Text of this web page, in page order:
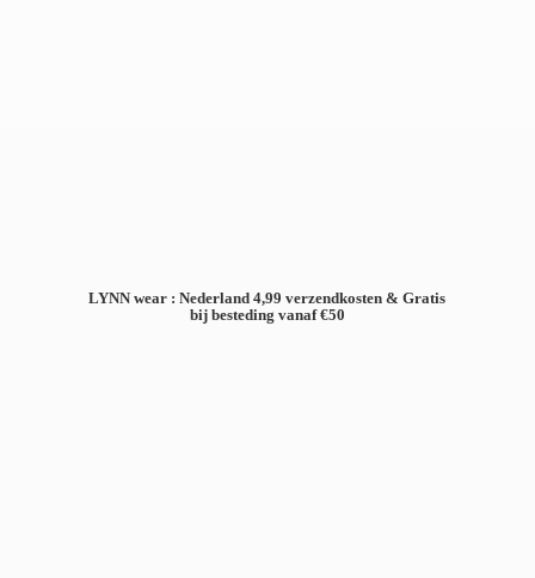
LYNN wear : Nederland 4,99 verzendkosten & Gratis
bij besteding vanaf €50